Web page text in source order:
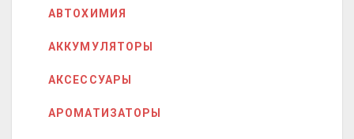
АВТОХИМИЯ
АККУМУЛЯТОРЫ
АКСЕССУАРЫ
АРОМАТИЗАТОРЫ